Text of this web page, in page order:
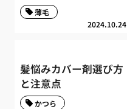
2024.10.24
薄毛
髪悩みカバー剤選び方
と注意点
かつら